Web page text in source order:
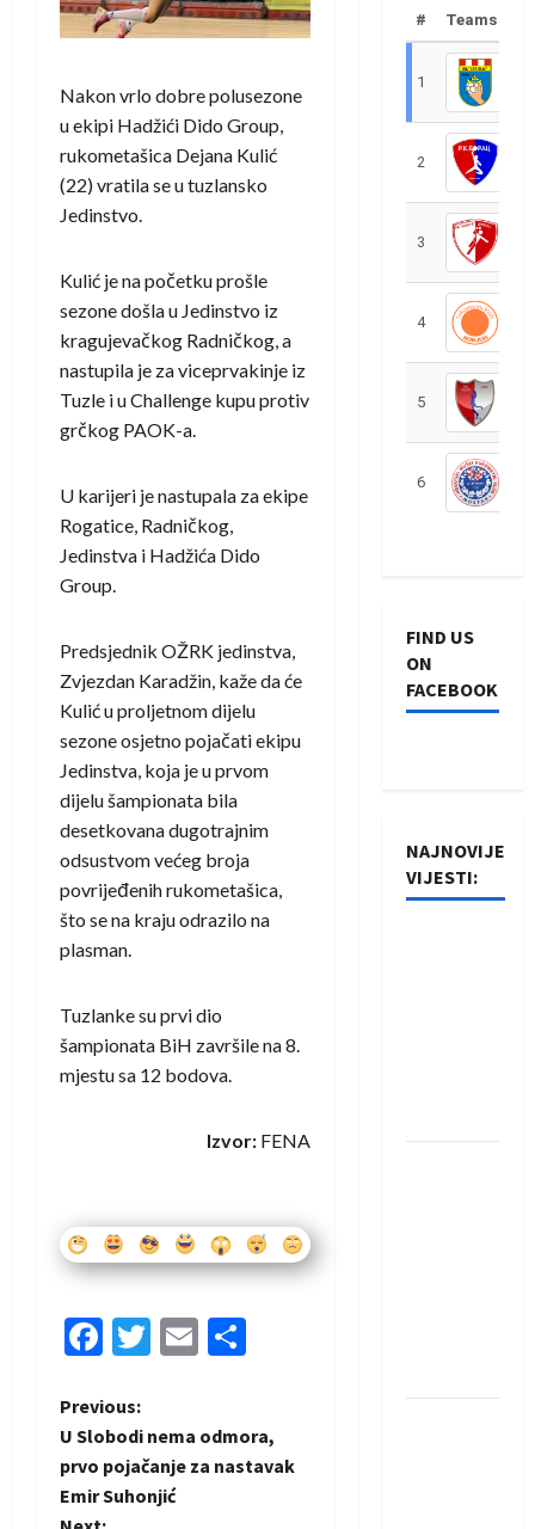
Nakon vrlo dobre polusezone
u ekipi Hadžići Dido Group,
rukometašica Dejana Kulić
(22) vratila se u tuzlansko
Jedinstvo.
Kulić je na početku prošle
sezone došla u Jedinstvo iz
kragujevačkog Radničkog, a
nastupila je za viceprvakinje iz
Tuzle i u Challenge kupu protiv
grčkog PAOK-a.
U karijeri je nastupala za ekipe
Rogatice, Radničkog,
Jedinstva i Hadžića Dido
Group.
Predsjednik OŽRK jedinstva,
Zvjezdan Karadžin, kaže da će
Kulić u proljetnom dijelu
sezone osjetno pojačati ekipu
Jedinstva, koja je u prvom
dijelu šampionata bila
desetkovana dugotrajnim
odsustvom većeg broja
povrijeđenih rukometašica,
što se na kraju odrazilo na
plasman.
Tuzlanke su prvi dio
šampionata BiH završile na 8.
mjestu sa 12 bodova.
Izvor:FENA
Facebook
Twitter
Email
P
o
s
Previous:
U Slobodi nema odmora,
prvo pojačanje za nastavak
Emir Suhonjić
# Teams
1
2
3
4
5
6
FIND US
ON
FACEBOOK
NAJNOVIJE
VIJESTI: